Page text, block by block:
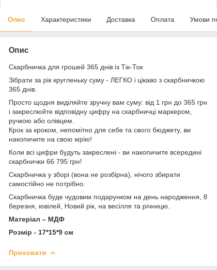
Опис Характеристики Доставка Оплата Умови
Опис
Скарбничка для грошей 365 днів із Тік-Ток
Зібрати за рік кругленьку суму - ЛЕГКО і цікаво з скарбничкою
365 днів.
Просто щодня виділяйте зручну вам суму: від 1 грн до 365 грн
і закреслюйте відповідну цифру на скарбничці маркером,
ручкою або олівцем.
Крок за кроком, непомітно для себе та свого бюджету, ви
накопичите на свою мрію!
Коли всі цифри будуть закреслені - ви накопичите всередині
скарбнички 66 795 грн!
Скарбничка у зборі (вона не розбірна), нічого збирати
самостійно не потрібно.
Скарбничка буде чудовим подарунком на день народження, 8
березня, ювілей, Новий рік, на весілля та річницю.
Матеріал – МДФ
Розмір - 17*15*9 см
Приховати